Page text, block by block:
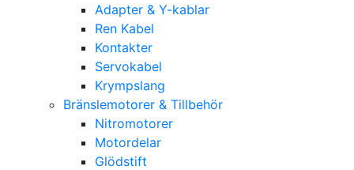
Adapter & Y-kablar
Ren Kabel
Kontakter
Servokabel
Krympslang
Bränslemotorer & Tillbehör
Nitromotorer
Motordelar
Glödstift